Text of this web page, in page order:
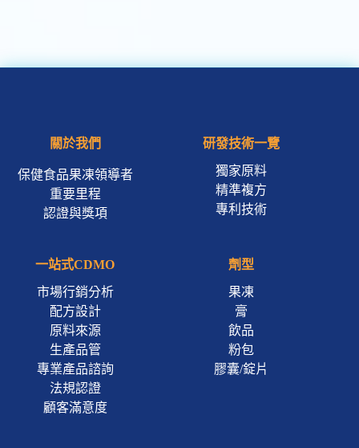
關於我們
保健食品果凍領導者
重要里程
認證與獎項
研發技術一覽
獨家原料
精準複方
專利技術
一站式CDMO
市場行銷分析
配方設計
原料來源
生產品管
專業產品諮詢
法規認證
顧客滿意度
劑型
果凍
膏
飲品
粉包
膠囊/錠片